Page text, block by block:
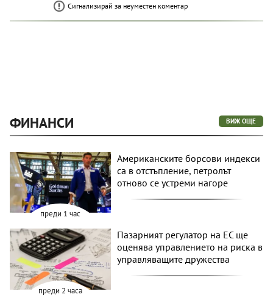
Сигнализирай за неуместен коментар
ФИНАНСИ ВИЖ ОЩЕ
преди 1 час
Американските борсови индекси
са в отстъпление, петролът
отново се устреми нагоре
преди 2 часа
Пазарният регулатор на ЕС ще
оценява управлението на риска в
управляващите дружества